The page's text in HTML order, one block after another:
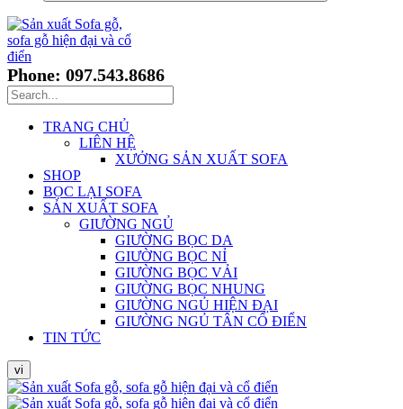
Phone: 097.543.8686
TRANG CHỦ
LIÊN HỆ
XƯỞNG SẢN XUẤT SOFA
SHOP
BỌC LẠI SOFA
SẢN XUẤT SOFA
GIƯỜNG NGỦ
GIƯỜNG BỌC DA
GIƯỜNG BỌC NỈ
GIƯỜNG BỌC VẢI
GIƯỜNG BỌC NHUNG
GIƯỜNG NGỦ HIỆN ĐẠI
GIƯỜNG NGỦ TÂN CỔ ĐIỂN
TIN TỨC
vi